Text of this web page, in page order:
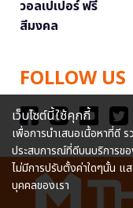
วอลเปเปอร์ ฟรี
สีมงคล
FOLLOW US
เว็บไซต์นี้ใช้คุกกี้
เพื่อการนำเสนอเนื้อหาที่ดี
ประสบการณ์ที่ดีบนบริการขอ
ไม่มีการปรับตั้งค่าใดๆนั้น แ
บุคคลของเรา